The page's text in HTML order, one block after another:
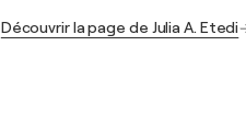
Découvrir la page de Julia A. Etedi